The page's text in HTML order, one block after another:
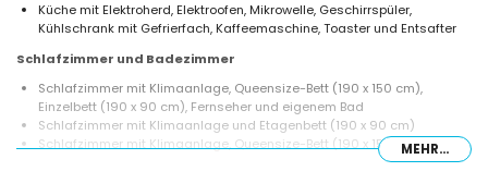
Küche mit Elektroherd, Elektroofen, Mikrowelle, Geschirrspüler,
Kühlschrank mit Gefrierfach, Kaffeemaschine, Toaster und Entsafter
Schlafzimmer und Badezimmer
Schlafzimmer mit Klimaanlage, Queensize-Bett (190 x 150 cm),
Einzelbett (190 x 90 cm), Fernseher und eigenem Bad
Schlafzimmer mit Klimaanlage und Etagenbett (190 x 90 cm)
Schlafzimmer mit Klimaanlage, Queensize-Bett (190 x 150 cm),MEHR...